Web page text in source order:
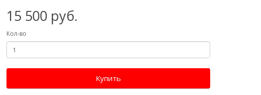
15 500 руб.
Кол-во
Купить